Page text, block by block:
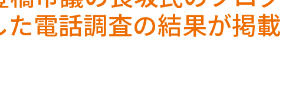
電話調査の結果が掲載